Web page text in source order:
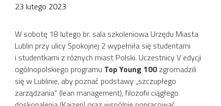
23 lutego 2023
W sobotę 18 lutego br. sala szkoleniowa Urzędu Miasta
Lublin przy ulicy Spokojnej 2 wypełniła się studentami
i studentkami z różnych miast Polski. Uczestnicy V edycji
ogólnopolskiego programu Top Young 100zgromadzili
się w Lublinie, aby poznać podstawy „szczupłego
zarządzania” (lean management), filozofii ciągłego